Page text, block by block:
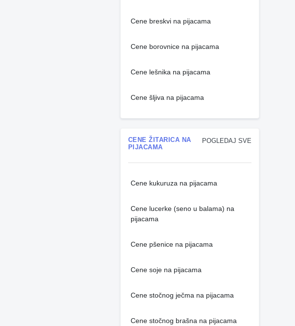
Cene breskvi na pijacama
Cene borovnice na pijacama
Cene lešnika na pijacama
Cene šljiva na pijacama
POGLEDAJ SVE
CENE ŽITARICA NA
PIJACAMA
Cene kukuruza na pijacama
Cene lucerke (seno u balama) na
pijacama
Cene pšenice na pijacama
Cene soje na pijacama
Cene stočnog ječma na pijacama
Cene stočnog brašna na pijacama